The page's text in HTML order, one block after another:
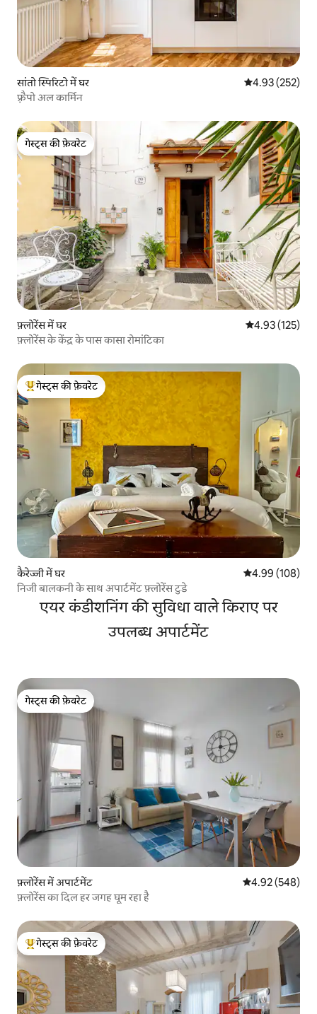
सांतो स्पिरिटो में घर औसत रेटिंग 5 में से
4.93 (252)
फ़्रैपो अल कार्मिन
गेस्ट्स की फ़ेवरेट
गेस्ट्स की फ़ेवरेट
फ़्लोरेंस में घर औसत रेटिंग 5 में से
4.93 (125)
फ़्लोरेंस के केंद्र के पास कासा रोमांटिका
गेस्ट्स का टॉप फ़ेवरेट
गेस्ट्स की फ़ेवरेट
कैरेज्जी में घर औसत रेटिंग 5 में से
4.99 (108)
निजी बालकनी के साथ अपार्टमेंट फ़्लोरेंस टुडे
एयर कंडीशनिंग की सुविधा वाले किराए पर
उपलब्ध अपार्टमेंट
गेस्ट्स की फ़ेवरेट
गेस्ट्स की फ़ेवरेट
फ़्लोरेंस में अपार्टमेंट औसत रेटिंग 5 में से
4.92 (548)
फ़्लोरेंस का दिल हर जगह घूम रहा है
गेस्ट्स का टॉप फ़ेवरेट
गेस्ट्स की फ़ेवरेट